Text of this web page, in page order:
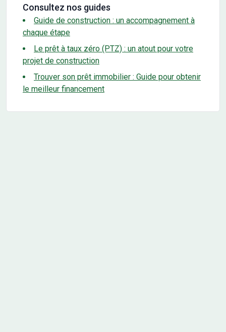
Consultez nos guides
Guide de construction : un accompagnement à
chaque étape
Le prêt à taux zéro (PTZ) : un atout pour votre
projet de construction
Trouver son prêt immobilier : Guide pour obtenir
le meilleur financement